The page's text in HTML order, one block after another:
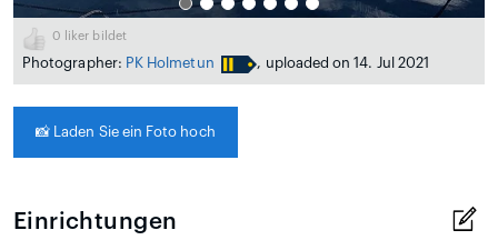
0 liker bildet
Photographer: PK Holmetun , uploaded on 14. Jul 2021
📸 Laden Sie ein Foto hoch
Einrichtungen